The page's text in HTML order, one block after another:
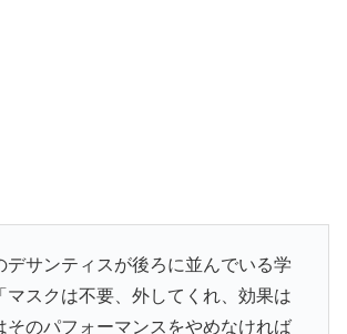
デサンティスが後ろに並んでいる学
マスクは不要、外してくれ、効果は
そのパフォーマンスをやめなければ